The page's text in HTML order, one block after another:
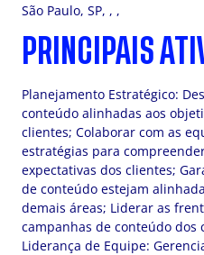
São Paulo, SP, , ,
PRINCIPAIS
Planejamento Estratégico:
conteúdo alinhadas aos
clientes; Colaborar com as
estratégias para
expectativas dos clientes;
de conteúdo estejam
demais áreas; Liderar as
campanhas de conteúdo dos
Liderança de Equipe: